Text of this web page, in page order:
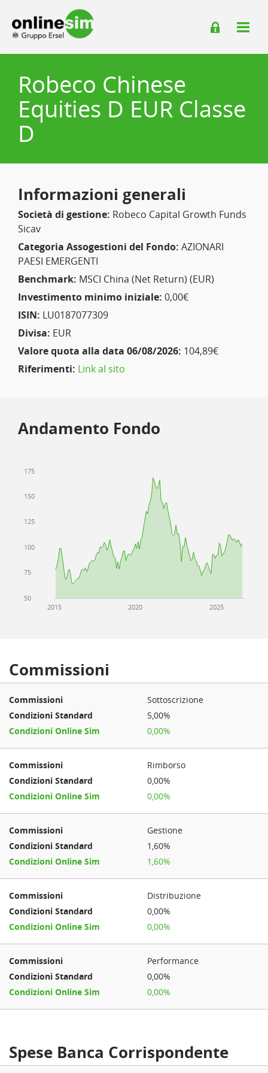
Robeco Chinese
Equities D EUR Classe
D
Informazioni generali
Società di gestione: Robeco Capital Growth Funds
Sicav
Categoria Assogestioni del Fondo: AZIONARI
PAESI EMERGENTI
Benchmark: MSCI China (Net Return) (EUR)
Investimento minimo iniziale: 0,00€
ISIN: LU0187077309
Divisa: EUR
Valore quota alla data 06/08/2026: 104,89€
Riferimenti: Link al sito
Andamento Fondo
2020
2015 2025
50
75
100
125
150
175
Commissioni
Sottoscrizione
5,00%
0,00%
Rimborso
0,00%
0,00%
Gestione
1,60%
1,60%
Distribuzione
0,00%
0,00%
Performance
0,00%
0,00%
Spese Banca Corrispondente